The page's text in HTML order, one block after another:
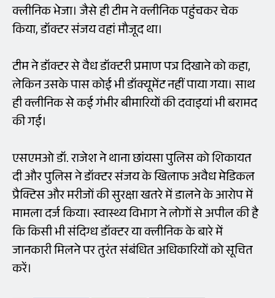
क्लीनिक भेजा। जैसे ही टीम ने क्लीनिक पहुंचकर चेक
किया, डॉक्टर संजय वहां मौजूद था।
टीम ने डॉक्टर से वैध डॉक्टरी प्रमाण पत्र दिखाने को कहा,
लेकिन उसके पास कोई भी डॉक्यूमेंट नहीं पाया गया। साथ
ही क्लीनिक से कई गंभीर बीमारियों की दवाइयां भी बरामद
की गई।
एसएमओ डॉ. राजेश ने थाना छांयसा पुलिस को शिकायत
दी और पुलिस ने डॉक्टर संजय के खिलाफ अवैध मेडिकल
प्रैक्टिस और मरीजों की सुरक्षा खतरे में डालने के आरोप में
मामला दर्ज किया। स्वास्थ्य विभाग ने लोगों से अपील की है
कि किसी भी संदिग्ध डॉक्टर या क्लीनिक के बारे में
जानकारी मिलने पर तुरंत संबंधित अधिकारियों को सूचित
करें।